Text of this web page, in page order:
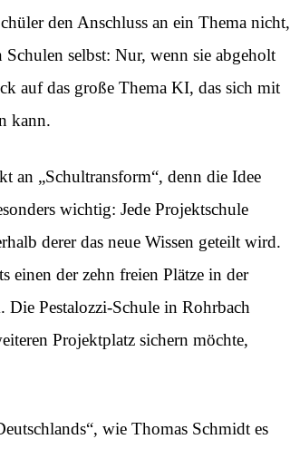
den Anschluss an ein Thema nicht,
selbst: Nur, wenn sie abgeholt
auf das große Thema KI, das sich mit
kann.
an „Schultransform“, denn die Idee
wichtig: Jede Projektschule
derer das neue Wissen geteilt wird.
einen der zehn freien Plätze in der
Pestalozzi-Schule in Rohrbach
Projektplatz sichern möchte,
wie Thomas Schmidt es